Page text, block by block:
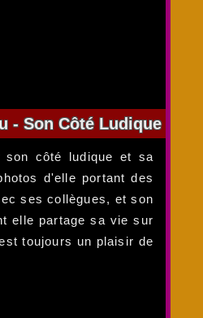
- Son Côté Ludique
son côté ludique et sa
d'elle portant des
ses collègues, et son
elle partage sa vie sur
toujours un plaisir de